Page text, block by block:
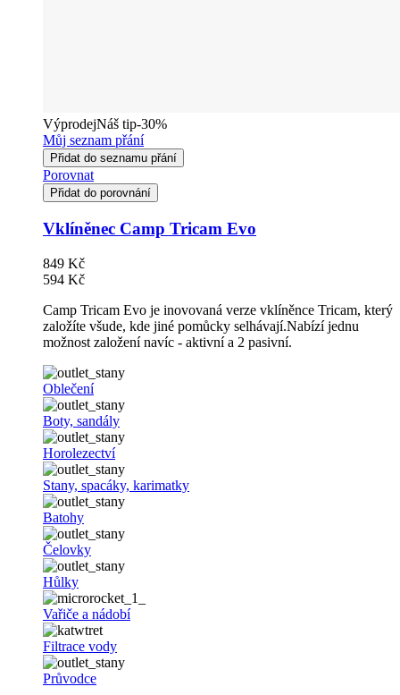
VýprodejNáš tip-30%
Můj seznam přání
Přidat do seznamu přání
Porovnat
Přidat do porovnání
Vklíněnec Camp Tricam Evo
849 Kč
594 Kč
Camp Tricam Evo je inovovaná verze vklíněnce Tricam, který
založíte všude, kde jiné pomůcky selhávají.Nabízí jednu
možnost založení navíc - aktivní a 2 pasivní.
Oblečení
Boty, sandály
Horolezectví
Stany, spacáky, karimatky
Batohy
Čelovky
Hůlky
Vařiče a nádobí
Filtrace vody
Průvodce